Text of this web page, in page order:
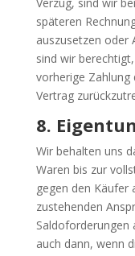
späteren
auszusetzen oder
sind wir
vorherige Zahlung
Vertrag
8.
Wir behalten uns
Waren bis zur
gegen den Käufer
zustehenden
auch dann, wenn